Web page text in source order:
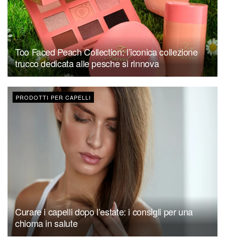
Too Faced Peach Collection: l’iconica collezione
trucco dedicata alle pesche si rinnova
PRODOTTI PER CAPELLI
Curare i capelli dopo l’estate: i consigli per una
chioma in salute